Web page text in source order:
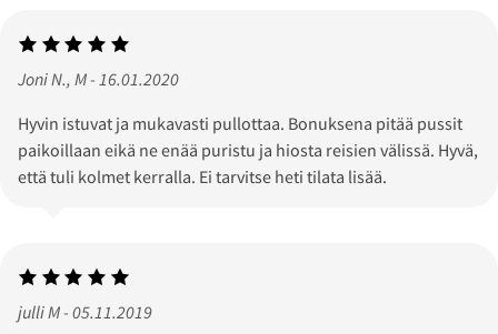
Joni N., M - 16.01.2020
Hyvin istuvat ja mukavasti pullottaa. Bonuksena pitää pussit
paikoillaan eikä ne enää puristu ja hiosta reisien välissä. Hyvä,
että tuli kolmet kerralla. Ei tarvitse heti tilata lisää.
julli M - 05.11.2019